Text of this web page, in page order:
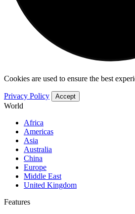
Cookies are used to ensure the best
Privacy Policy Accept
World
Africa
Americas
Asia
Australia
China
Europe
Middle East
United Kingdom
Features